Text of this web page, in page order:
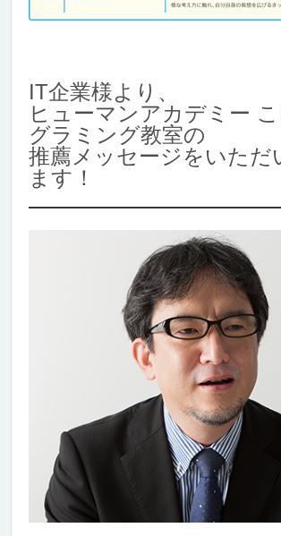
IT企業様より、
ヒューマンアカデミー
グラミング教室の
推薦メッセージをいただ
ます！